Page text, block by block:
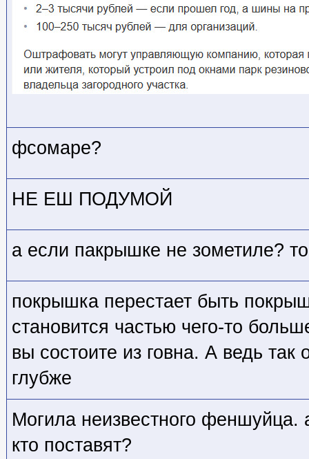
фсомаре?
НЕ ЕШ ПОДУМОЙ
а если пакрышке не зометиле?
покрышка перестает быть
становится частью чего-то
вы состоите из говна. А ведь так
глубже
Могила неизвестного феншуйца.
кто поставят?